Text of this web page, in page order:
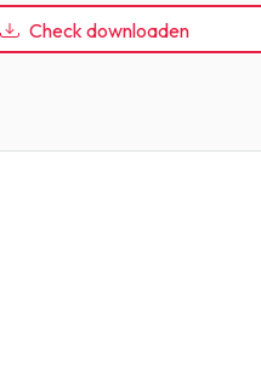
Check downloaden